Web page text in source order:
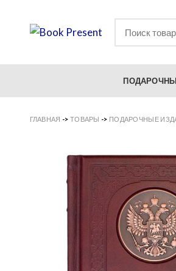
ГЛАВНАЯ -> ТОВАРЫ -> ПОДАРОЧНЫЕ